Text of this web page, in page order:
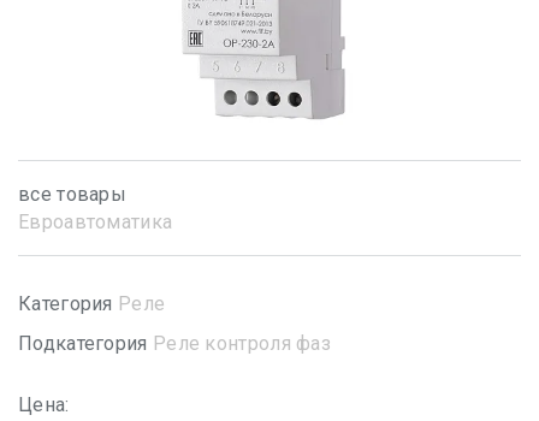
все товары
Евроавтоматика
Категория Реле
Подкатегория Реле контроля фаз
Цена: